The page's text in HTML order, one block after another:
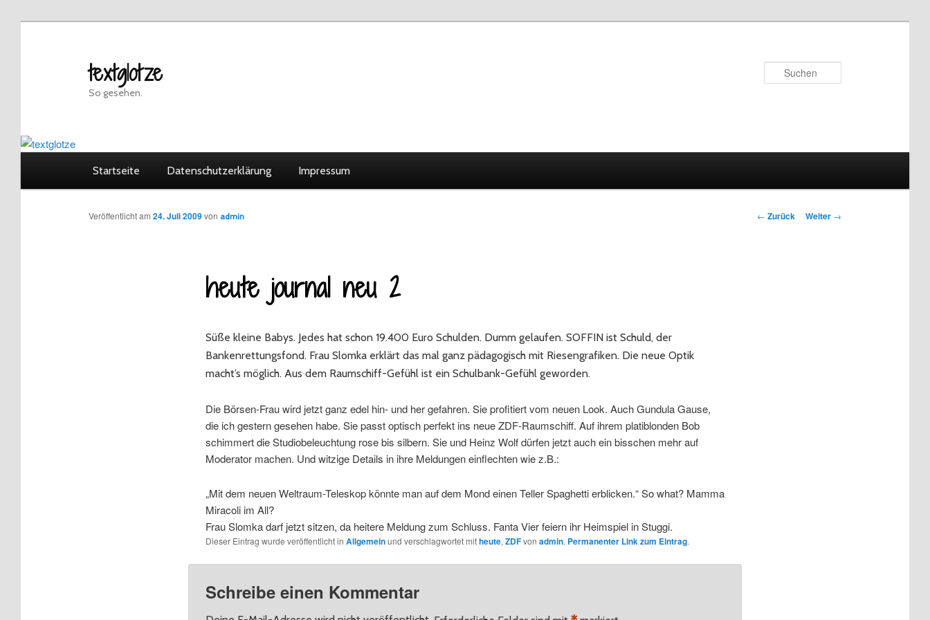
textglotze
So gesehen.
Startseite Datenschutzerklärung Impressum
Beitragsnavigation
← Zurück Weiter →
heute journal neu 2
Veröffentlicht am 24. Juli 2009 von admin
Süße kleine Babys. Jedes hat schon 19.400 Euro Schulden. Dumm gelaufen. SOFFIN ist Schuld, der
Bankenrettungsfond. Frau Slomka erklärt das mal ganz pädagogisch mit Riesengrafiken. Die neue Optik
macht’s möglich. Aus dem Raumschiff-Gefühl ist ein Schulbank-Gefühl geworden.
Die Börsen-Frau wird jetzt ganz edel hin- und her gefahren. Sie profitiert vom neuen Look. Auch Gundula Gause,
die ich gestern gesehen habe. Sie passt optisch perfekt ins neue ZDF-Raumschiff. Auf ihrem platiblonden Bob
schimmert die Studiobeleuchtung rose bis silbern. Sie und Heinz Wolf dürfen jetzt auch ein bisschen mehr auf
Moderator machen. Und witzige Details in ihre Meldungen einflechten wie z.B.:
„Mit dem neuen Weltraum-Teleskop könnte man auf dem Mond einen Teller Spaghetti erblicken.“ So what? Mamma
Miracoli im All?
Frau Slomka darf jetzt sitzen, da heitere Meldung zum Schluss. Fanta Vier feiern ihr Heimspiel in Stuggi.
Dieser Eintrag wurde veröffentlicht in Allgemeinund verschlagwortet mitheute, ZDFvon admin. Permanenter Link zum Eintrag.
Schreibe einen Kommentar